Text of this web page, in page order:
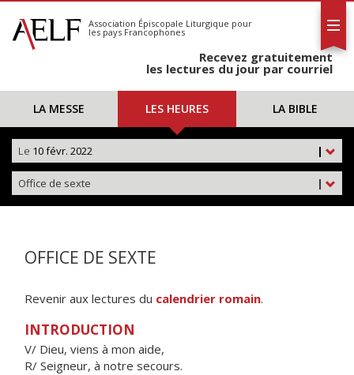
S'abonner
Calendrier
Association Épiscopale Liturgique pour
les pays Francophones
Recevez gratuitement
les lectures du jour par courriel
LA MESSE LES HEURES LA BIBLE
|
Le 10 févr. 2022
|
Office de sexte
OFFICE DE SEXTE
Revenir aux lectures du calendrier romain.
INTRODUCTION
V/ Dieu, viens à mon aide,
R/ Seigneur, à notre secours.